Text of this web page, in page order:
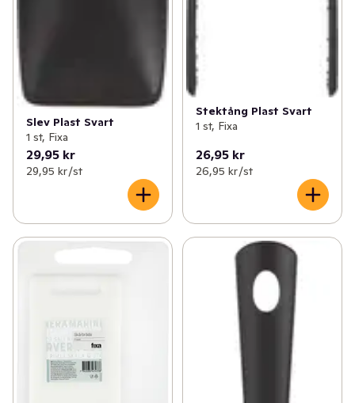
Slev Plast Svart
1 st, Fixa
29,95 kr
29,95 kr /st
Stektång Plast Svart
1 st, Fixa
26,95 kr
26,95 kr /st